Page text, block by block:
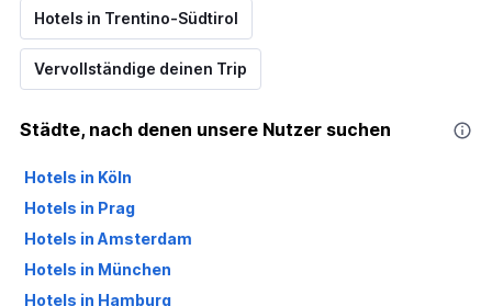
Hotels in Trentino-Südtirol
Vervollständige deinen Trip
Städte, nach denen unsere Nutzer suchen
Hotels in Köln
Hotels in Prag
Hotels in Amsterdam
Hotels in München
Hotels in Hamburg